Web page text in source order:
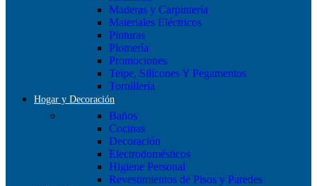
Maderas y Carpintería
Materiales Eléctricos
Pinturas
Plomería
Promociones
Teipe, Silicones Y Pegamentos
Tornillería
Hogar y Decoración
Baños
Cocinas
Decoración
Electrodomésticos
Higiene Personal
Revestimientos de Pisos y Paredes